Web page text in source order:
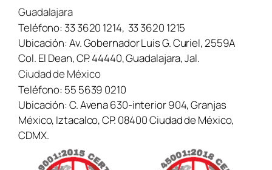
Guadalajara
Teléfono:33 3620 1214, 33 3620 1215
Ubicación:Av. Gobernador Luis G. Curiel, 2559A
Col. El Dean, CP. 44440, Guadalajara, Jal.
Ciudad de México
Teléfono: 55 5639 0210
Ubicación:C. Avena 630-interior 904, Granjas
México, Iztacalco, CP. 08400 Ciudad de México,
CDMX.